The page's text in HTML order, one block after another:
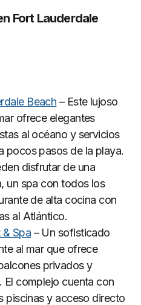
Fort Lauderdale
Beach – Este lujoso
ofrece elegantes
al océano y servicios
pocos pasos de la playa.
disfrutar de una
un spa con todos los
de alta cocina con
al Atlántico.
& Spa – Un sofisticado
al mar que ofrece
privados y
complejo cuenta con
piscinas y acceso directo